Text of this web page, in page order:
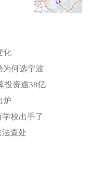
化
为何选宁波
投资逾38亿
炉
校出手了
查处